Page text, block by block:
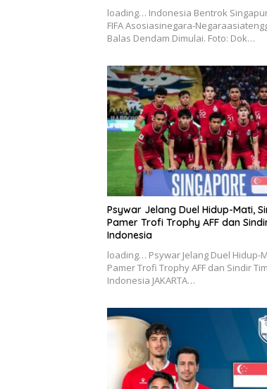
loading… Indonesia Bentrok
FIFA Asosiasinegara-
Balas Dendam Dimulai. Foto: Dok…
Psywar Jelang Duel Hidup-Mati,
Pamer Trofi Trophy AFF dan
Indonesia
loading… Psywar Jelang Duel Hidup-
Pamer Trofi Trophy AFF dan Sindir
Indonesia JAKARTA…